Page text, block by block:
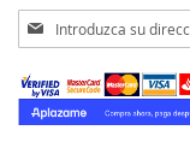
Inscríbase
a
nuestro
boletín
de